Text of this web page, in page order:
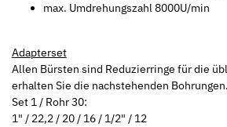
max. Umdrehungszahl 8000U/min
Adapterset
Allen Bürsten sind Reduzierringe für die
erhalten Sie die nachstehenden Bohrungen.
Set 1 / Rohr 30:
1" / 22,2 / 20 / 16 / 1/2" / 12